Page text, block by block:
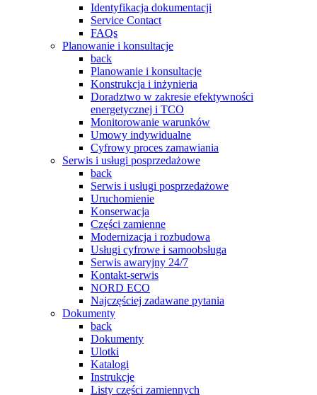
Identyfikacja dokumentacji
Service Contact
FAQs
Planowanie i konsultacje
back
Planowanie i konsultacje
Konstrukcja i inżynieria
Doradztwo w zakresie efektywności
energetycznej i TCO
Monitorowanie warunków
Umowy indywidualne
Cyfrowy proces zamawiania
Serwis i usługi posprzedażowe
back
Serwis i usługi posprzedażowe
Uruchomienie
Konserwacja
Części zamienne
Modernizacja i rozbudowa
Usługi cyfrowe i samoobsługa
Serwis awaryjny 24/7
Kontakt-serwis
NORD ECO
Najczęściej zadawane pytania
Dokumenty
back
Dokumenty
Ulotki
Katalogi
Instrukcje
Listy części zamiennych